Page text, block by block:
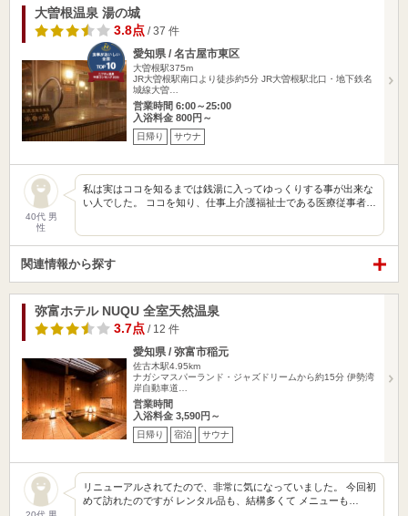
大曽根温泉 湯の城
3.8点 / 37 件
愛知県 / 名古屋市東区
大曽根駅375m
JR大曽根駅南口より徒歩約5分 JR大曽根駅北口・地下鉄名
城線大曽…
営業時間 6:00～25:00
入浴料金 800円～
日帰り サウナ
40代 男
性
私は実はココを知るまでは銭湯に入ってゆっくりする事が出来な
い人でした。 ココを知り、仕事上介護福祉士である医療従事者…
関連情報から探す
弥富ホテル NUQU 全室天然温泉
3.7点 / 12 件
愛知県 / 弥富市稲元
佐古木駅4.95km
ナガシマスパーランド・ジャズドリームから約15分 伊勢湾
岸自動車道…
営業時間
入浴料金 3,590円～
日帰り 宿泊 サウナ
リニューアルされてたので、非常に気になっていました。 今回初
めて訪れたのですが レンタル品も、結構多くて メニューも…